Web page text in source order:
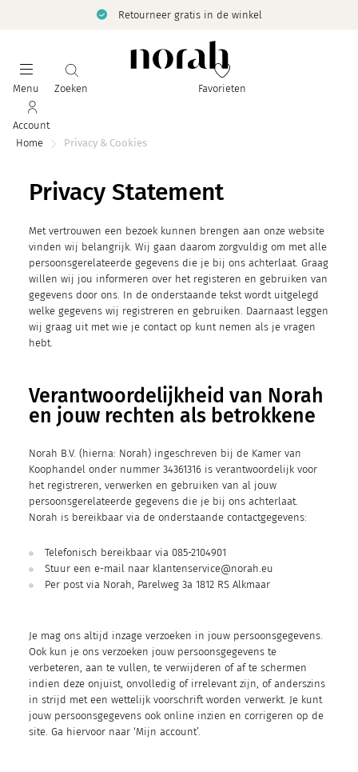
Retourneer gratis in de winkel
Menu Zoeken Favorieten
Account
Home
Privacy & Cookies
Privacy Statement
Met vertrouwen een bezoek kunnen brengen aan onze website
vinden wij belangrijk. Wij gaan daarom zorgvuldig om met alle
persoonsgerelateerde gegevens die je bij ons achterlaat. Graag
willen wij jou informeren over het registeren en gebruiken van
gegevens door ons. In de onderstaande tekst wordt uitgelegd
welke gegevens wij registreren en gebruiken. Daarnaast leggen
wij graag uit met wie je contact op kunt nemen als je vragen
hebt.
Verantwoordelijkheid van Norah
en jouw rechten als betrokkene
Norah B.V. (hierna: Norah) ingeschreven bij de Kamer van
Koophandel onder nummer 34361316 is verantwoordelijk voor
het registreren, verwerken en gebruiken van al jouw
persoonsgerelateerde gegevens die je bij ons achterlaat.
Norah is bereikbaar via de onderstaande contactgegevens:
Telefonisch bereikbaar via 085-2104901
Stuur een e-mail naar klantenservice@norah.eu
Per post via Norah, Parelweg 3a 1812 RS Alkmaar
Je mag ons altijd inzage verzoeken in jouw persoonsgegevens.
Ook kun je ons verzoeken jouw persoonsgegevens te
verbeteren, aan te vullen, te verwijderen of af te schermen
indien deze onjuist, onvolledig of irrelevant zijn, of anderszins
in strijd met een wettelijk voorschrift worden verwerkt. Je kunt
jouw persoonsgegevens ook online inzien en corrigeren op de
site. Ga hiervoor naar ‘Mijn account’.